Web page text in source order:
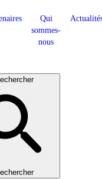
Qui
sommes-
nous